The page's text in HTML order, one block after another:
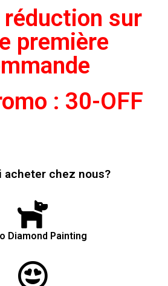
réduction sur
première
: 30-OFF
acheter chez nous?
Diamond Painting